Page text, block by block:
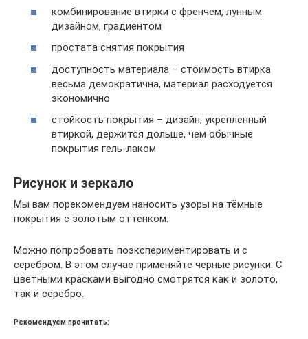
комбинирование втирки с френчем, лунным
дизайном, градиентом
простата снятия покрытия
доступность материала – стоимость втирка
весьма демократична, материал расходуется
экономично
стойкость покрытия – дизайн, укрепленный
втиркой, держится дольше, чем обычные
покрытия гель-лаком
Рисунок и зеркало
Мы вам порекомендуем наносить узоры на тёмные
покрытия с золотым оттенком.
Можно попробовать поэкспериментировать и с
серебром. В этом случае применяйте черные рисунки. С
цветными красками выгодно смотрятся как и золото,
так и серебро.
Рекомендуем прочитать: